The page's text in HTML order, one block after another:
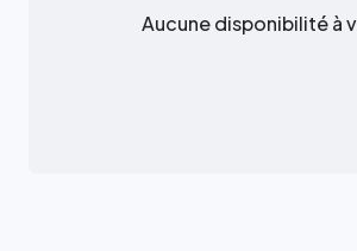
Aucune disponibilité à